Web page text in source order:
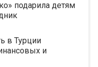
подарила детям
в Турции
и